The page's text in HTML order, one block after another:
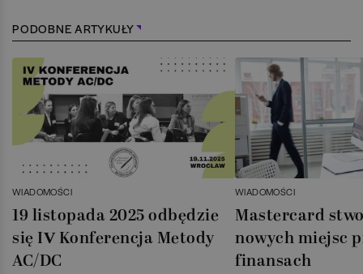
PODOBNE ARTYKUŁY
WIADOMOŚCI
19 listopada 2025 odbędzie
się IV Konferencja Metody
AC/DC
WIADOMOŚCI
Mastercard
nowych miejsc
finansach